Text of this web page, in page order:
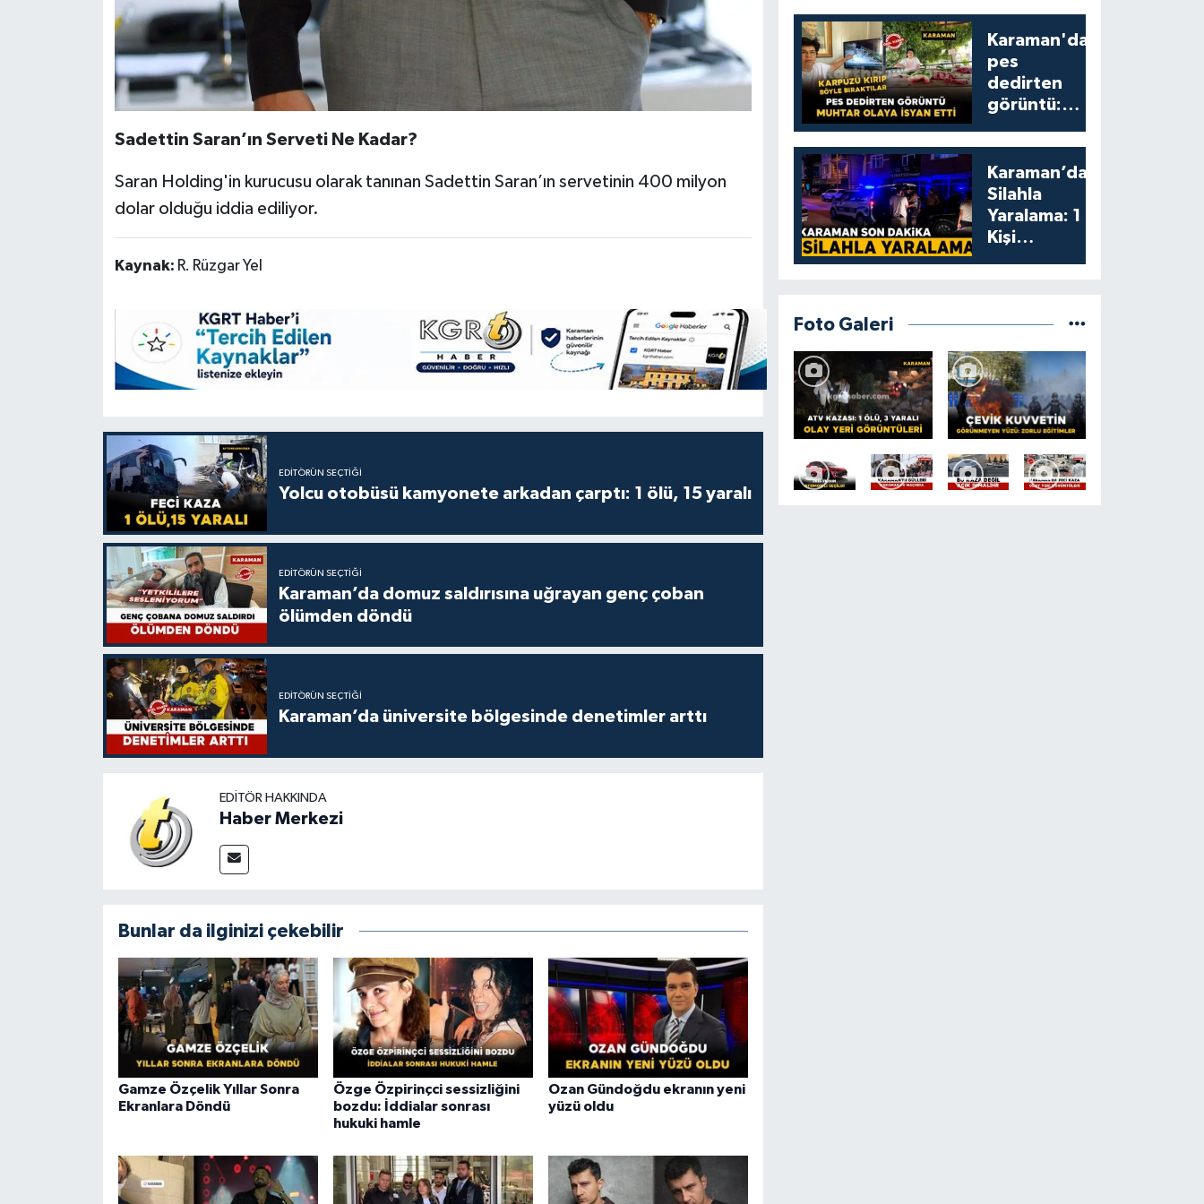
Sadettin Saran’ın Serveti Ne Kadar?
Saran Holding'in kurucusu olarak tanınan Sadettin Saran’ın servetinin 400 milyon
dolar olduğu iddia ediliyor.
Kaynak: R. Rüzgar Yel
EDITÖRÜN SEÇTIĞI
Yolcu otobüsü kamyonete arkadan çarptı: 1 ölü, 15 yaralı
EDITÖRÜN SEÇTIĞI
Karaman’da domuz saldırısına uğrayan genç çoban
ölümden döndü
EDITÖRÜN SEÇTIĞI
Karaman’da üniversite bölgesinde denetimler arttı
EDITÖR HAKKINDA
Haber Merkezi
Bunlar da ilginizi çekebilir
Gamze Özçelik Yıllar Sonra
Ekranlara Döndü
Özge Özpirinçci sessizliğini
bozdu: İddialar sonrası
hukuki hamle
Ozan Gündoğdu ekranın yeni
yüzü oldu
Karaman'da
pes
dedirten
görüntü:
yumruklayıp
yediler,
artıklarını
kamelyada
bıraktılar
Karaman’da
Silahla
Yaralama: 1
Kişi
Foto Galeri